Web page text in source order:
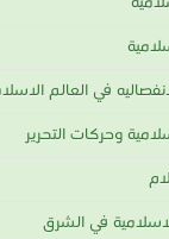
في العالم
وحركات التحرير
في الشرق